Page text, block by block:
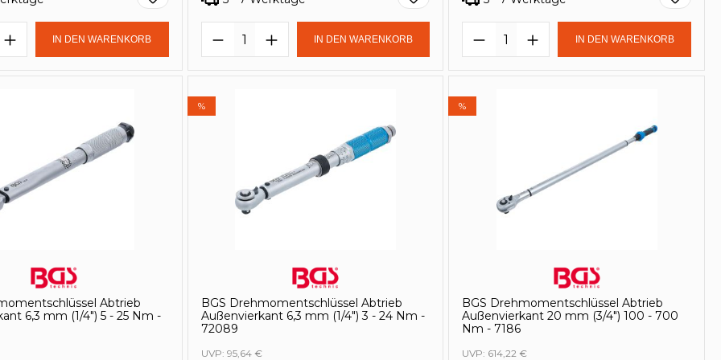
Anzahl: Gib den gewünschten Wert ein oder benutze die Schaltflächen
IN DEN WARENKORB Produkt Anzahl: Gib den gewünschten Wert ein
IN DEN WARENKORB Produkt Anzahl: Gib den
IN DEN WARENKORB
Abtrieb
6,3 mm (1/4") 5 - 25 Nm -
%
BGS Drehmomentschlüssel Abtrieb
Außenvierkant 6,3 mm (1/4") 3 - 24 Nm -
72089
UVP: 95,64 €
%
BGS Drehmomentschlüssel Abtrieb
Außenvierkant 20 mm (3/4") 100 - 700
Nm - 7186
UVP: 614,22 €